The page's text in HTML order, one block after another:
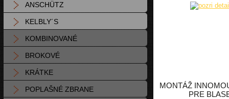
ANSCHÜTZ
KELBLY´S
KOMBINOVANÉ
BROKOVÉ
KRÁTKE
POPLAŠNÉ ZBRANE
MONTÁŽ
PRE